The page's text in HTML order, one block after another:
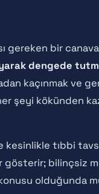
gereken bir
dengede
kaçınmak ve
şeyi kökünden
kesinlikle tıbbi
bilinçsiz
olduğunda